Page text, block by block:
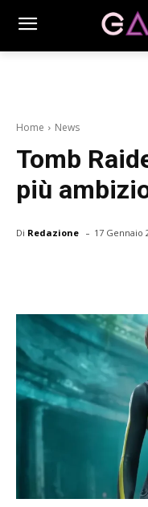
Home News
Tomb
più
Di Redazione - 17 Gennaio